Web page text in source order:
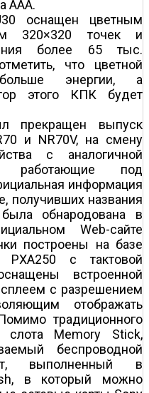
ААА.
оснащен цветным
320×320 точек и
более 65 тыс.
что цветной
энергии, а
этого КПК будет
прекращен выпуск
и NR70V, на смену
с аналогичной
работающие под
информация
получивших названия
обнародована в
Web-сайте
построены на базе
PXA250 с тактовой
встроенной
с разрешением
отображать
традиционного
Memory Stick,
беспроводной
выполненный в
в который можно